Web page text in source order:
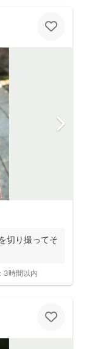
切り撮ってそ
3時間以内